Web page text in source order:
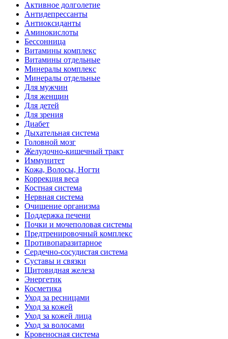
Активное долголетие
Антидепрессанты
Антиоксиданты
Аминокислоты
Бессонница
Витамины комплекс
Витамины отдельные
Минералы комплекс
Минералы отдельные
Для мужчин
Для женщин
Для детей
Для зрения
Диабет
Дыхательная система
Головной мозг
Желудочно-кишечный тракт
Иммунитет
Кожа, Волосы, Ногти
Коррекция веса
Костная система
Нервная система
Очищение организма
Поддержка печени
Почки и мочеполовая системы
Предтренировочный комплекс
Противопаразитарное
Сердечно-сосудистая система
Суставы и связки
Щитовидная железа
Энергетик
Косметика
Уход за ресницами
Уход за кожей
Уход за кожей лица
Уход за волосами
Кровеносная система